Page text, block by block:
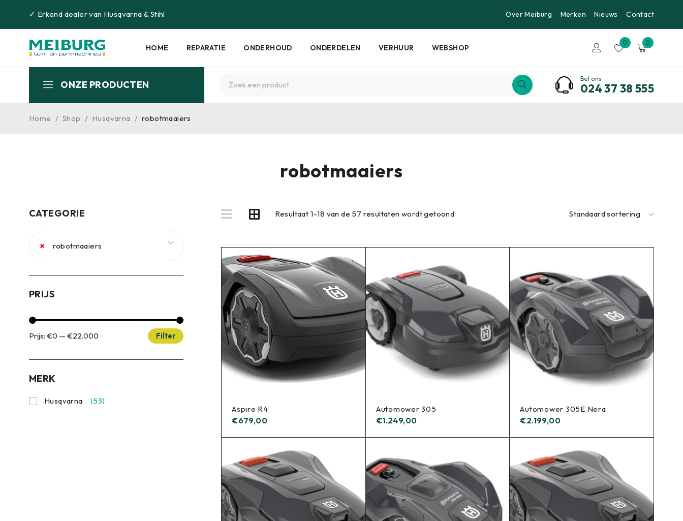
✓ Erkend dealer van Husqvarna &Stihl Over Meiburg Merken Nieuws Contact
HOME REPARATIE ONDERHOUD ONDERDELEN VERHUUR WEBSHOP
0 0
ONZE PRODUCTEN
Bel ons
024 37 38 555
robotmaaiers
Home / Shop / Husqvarna / robotmaaiers
CATEGORIE
× robotmaaiers
PRIJS
Filter
Prijs: €0 — €22.000
MERK
Husqvarna (53)
Resultaat 1–18 van de 57 resultaten wordt getoond Standaard sortering
Aspire R4
€679,00
Automower 305
€1.249,00
Automower 305E Nera
€2.199,00